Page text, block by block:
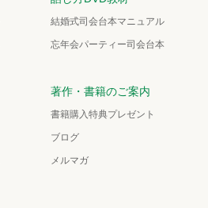
結婚式司会台本マニュアル
忘年会パーティー司会台本
著作・書籍のご案内
書籍購入特典プレゼント
ブログ
メルマガ